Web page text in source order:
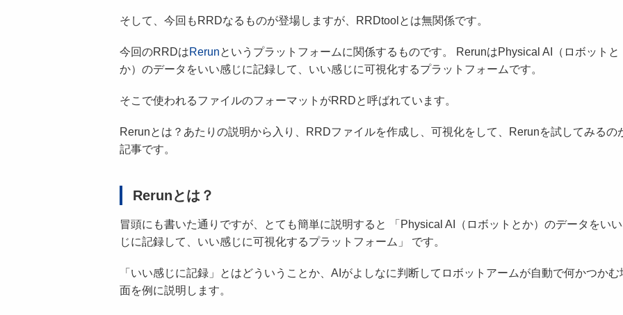
そして、今回もRRDなるものが登場しますが、RRDtoolとは無関係です。
今回のRRDはRerunというプラットフォームに関係するものです。 RerunはPhysical AI（ロボットと
か）のデータをいい感じに記録して、いい感じに可視化するプラットフォームです。
そこで使われるファイルのフォーマットがRRDと呼ばれています。
Rerunとは？あたりの説明から入り、RRDファイルを作成し、可視化をして、Rerunを試してみるの
記事です。
Rerunとは？
冒頭にも書いた通りですが、とても簡単に説明すると 「Physical AI（ロボットとか）のデータをい
じに記録して、いい感じに可視化するプラットフォーム」 です。
「いい感じに記録」とはどういうことか、AIがよしなに判断してロボットアームが自動で何かつかむ
面を例に説明します。